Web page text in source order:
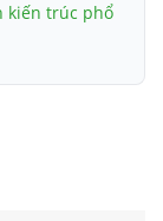
kiến trúc phổ
gian của